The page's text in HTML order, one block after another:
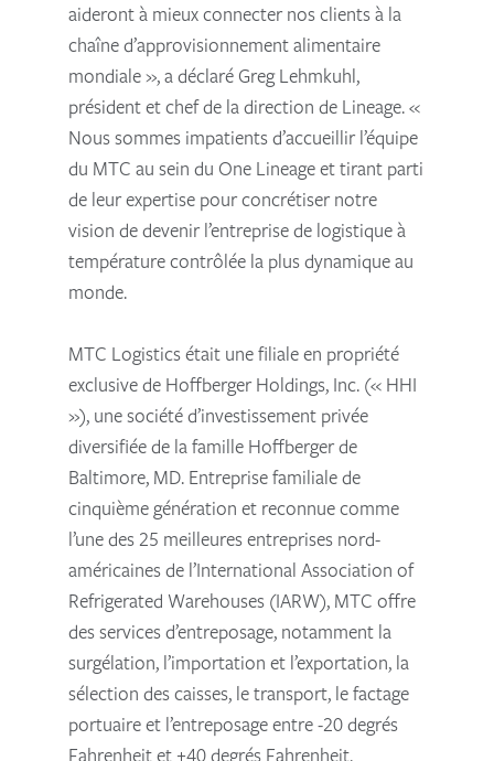
aideront à mieux connecter nos clients à la
chaîne d’approvisionnement alimentaire
mondiale », a déclaré Greg Lehmkuhl,
président et chef de la direction de Lineage. «
Nous sommes impatients d’accueillir l’équipe
du MTC au sein du One Lineage et tirant parti
de leur expertise pour concrétiser notre
vision de devenir l’entreprise de logistique à
température contrôlée la plus dynamique au
monde.
MTC Logistics était une filiale en propriété
exclusive de Hoffberger Holdings, Inc. (« HHI
»), une société d’investissement privée
diversifiée de la famille Hoffberger de
Baltimore, MD. Entreprise familiale de
cinquième génération et reconnue comme
l’une des 25 meilleures entreprises nord-
américaines de l’International Association of
Refrigerated Warehouses (IARW), MTC offre
des services d’entreposage, notamment la
surgélation, l’importation et l’exportation, la
sélection des caisses, le transport, le factage
portuaire et l’entreposage entre -20 degrés
Fahrenheit et +40 degrés Fahrenheit.